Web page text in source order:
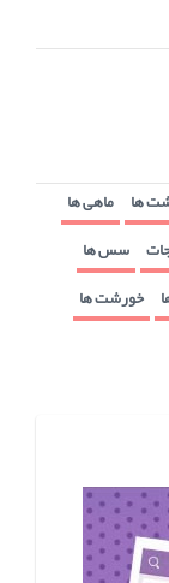
ها ماهی ها
سس ها
خورشت ها